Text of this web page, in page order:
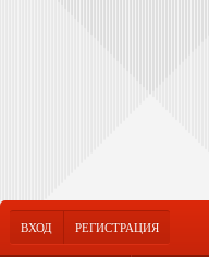
ВХОД РЕГИСТРАЦИЯ